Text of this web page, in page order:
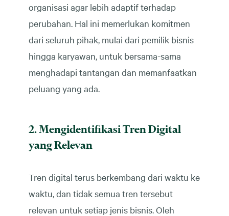
organisasi agar lebih adaptif terhadap
perubahan. Hal ini memerlukan komitmen
dari seluruh pihak, mulai dari pemilik bisnis
hingga karyawan, untuk bersama-sama
menghadapi tantangan dan memanfaatkan
peluang yang ada.
2. Mengidentifikasi Tren Digital
yang Relevan
Tren digital terus berkembang dari waktu ke
waktu, dan tidak semua tren tersebut
relevan untuk setiap jenis bisnis. Oleh